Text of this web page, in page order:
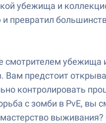
убежища и
превратил
смотрителем
Вам предстоит
контролировать
с зомби в PvE,